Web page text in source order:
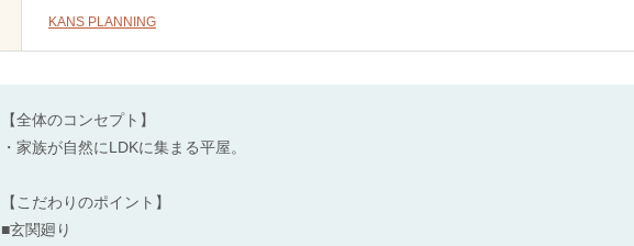
KANS PLANNING
【全体のコンセプト】
・家族が自然にLDKに集まる平屋。
【こだわりのポイント】
■玄関廻り